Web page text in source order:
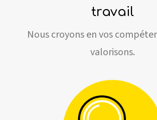
travail
Nous croyons en vos
valorisons.